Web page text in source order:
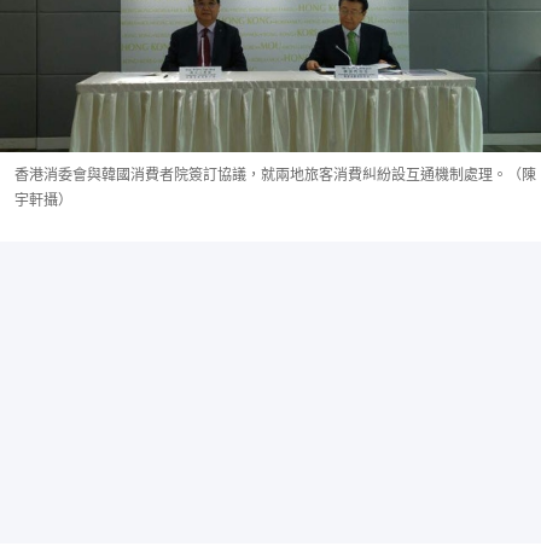
香港消委會與韓國消費者院簽訂協議，就兩地旅客消費糾紛設互通機制處理。（陳
宇軒攝）